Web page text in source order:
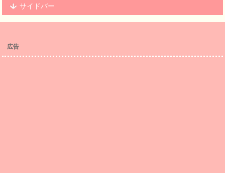
サイドバー
広告